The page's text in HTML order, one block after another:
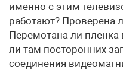
именно с этим
работают? Проверена
Перемотана ли
ли там посторонних
соединения